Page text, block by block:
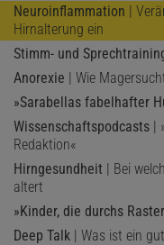
Neuroinflammation |
Hirnalterung ein
Stimm- und
Anorexie | Wie
»Sarabellas fabelhafter
Wissenschaftspodcasts |
Redaktion«
Hirngesundheit | Bei
altert
»Kinder, die durchs
Deep Talk | Was ist ein